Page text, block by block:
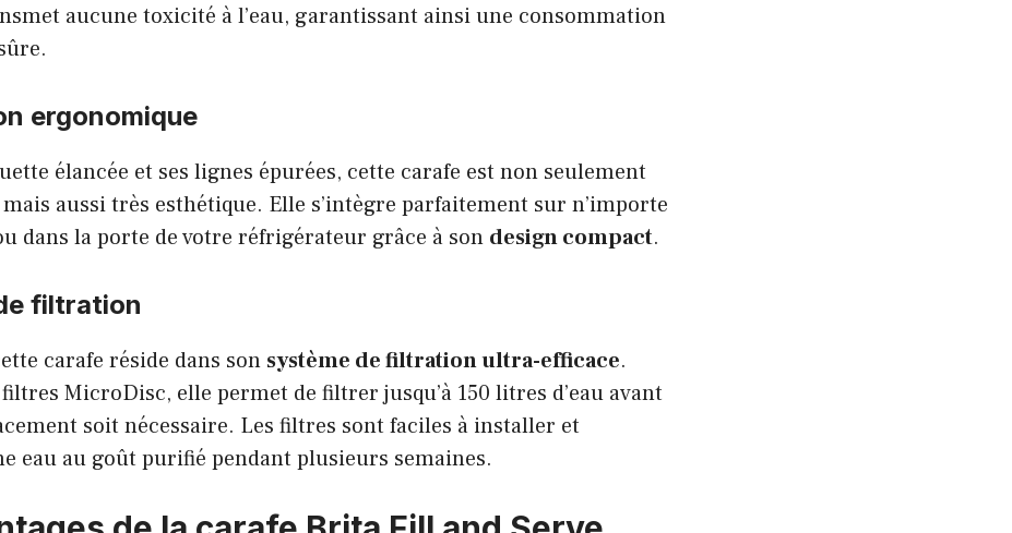
aucune toxicité à l’eau, garantissant ainsi une consommation
ergonomique
élancée et ses lignes épurées, cette carafe est non seulement
aussi très esthétique. Elle s’intègre parfaitement sur n’importe
dans la porte de votre réfrigérateur grâce à son design compact.
filtration
carafe réside dans son système de filtration ultra-efficace.
MicroDisc, elle permet de filtrer jusqu’à 150 litres d’eau avant
soit nécessaire. Les filtres sont faciles à installer et
eau au goût purifié pendant plusieurs semaines.